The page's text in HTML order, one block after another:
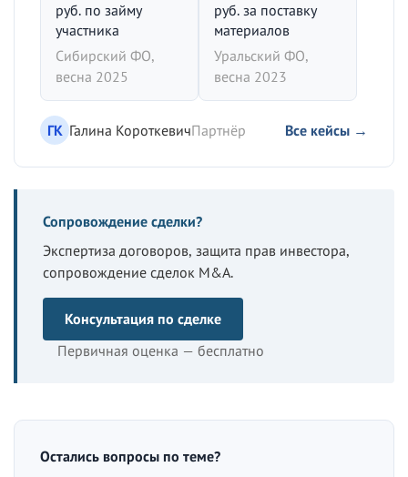
руб. по займу
участника
Сибирский ФО,
весна 2025
руб. за поставку
материалов
Уральский ФО,
весна 2023
ГК Галина КороткевичПартнёр Все кейсы →
Сопровождение сделки?
Экспертиза договоров, защита прав инвестора,
сопровождение сделок M&A.
Консультация по сделке
Первичная оценка — бесплатно
Остались вопросы по теме?